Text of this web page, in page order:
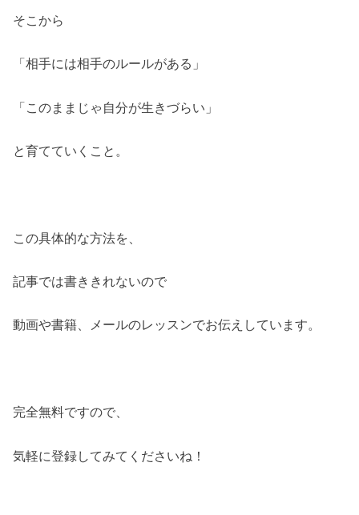
そこから
「相手には相手のルールがある」
「このままじゃ自分が生きづらい」
と育てていくこと。
この具体的な方法を、
記事では書ききれないので
動画や書籍、メールのレッスンでお伝えしています。
完全無料ですので、
気軽に登録してみてくださいね！